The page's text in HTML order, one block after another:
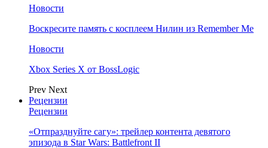
Новости
Воскресите память с косплеем Нилин из Remember Me
Новости
Xbox Series X от BossLogic
Prev Next
Рецензии
Рецензии
«Отпразднуйте сагу»: трейлер контента девятого
эпизода в Star Wars: Battlefront II